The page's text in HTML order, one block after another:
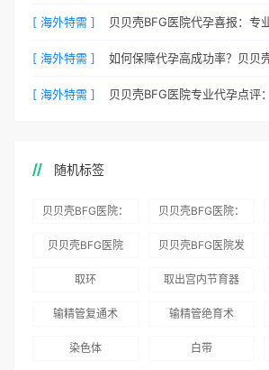
[ 海外特需 ]
[ 海外特需 ]
[ 海外特需 ]
随机标签
贝贝壳BFG医院：
务
贝贝壳BFG医院：
术”和“法律支持”
贝贝壳BFG医院
贝贝壳BFG医院发
国版）》
取环 取出宫内节育器
输精管复通术 输精管绝育术
染色体 白带